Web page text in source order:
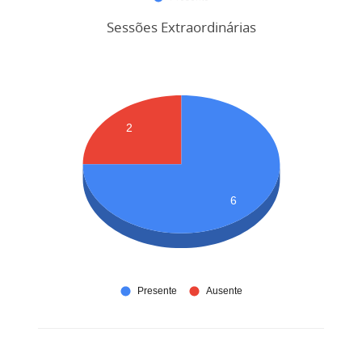
Sessões Extraordinárias